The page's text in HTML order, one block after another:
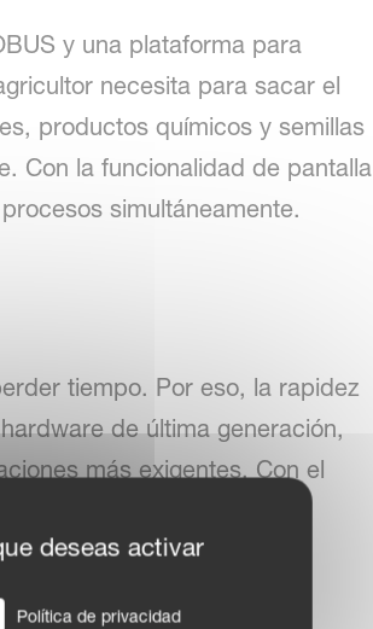
y una plataforma para
necesita para sacar el
productos químicos y semillas
Con la funcionalidad de pantalla
simultáneamente.
tiempo. Por eso, la rapidez
de última generación,
más exigentes. Con el
características y
deseas activar
Política de privacidad